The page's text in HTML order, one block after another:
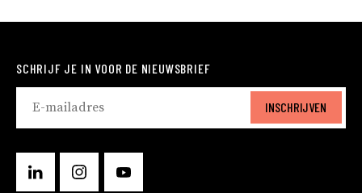
SCHRIJF JE IN VOOR DE NIEUWSBRIEF
INSCHRIJVEN